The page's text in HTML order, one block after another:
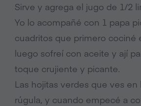
Sirve y agrega el jugo de 1/2
Yo lo acompañé con 1 papa
cuadritos que primero cociné
luego sofreí con aceite y ají
toque crujiente y picante.
Las hojitas verdes que ves
rúgula, y cuando empecé a